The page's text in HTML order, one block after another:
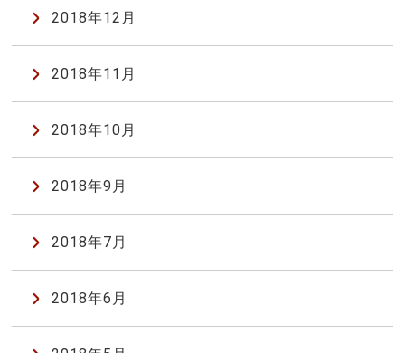
2018年12月
2018年11月
2018年10月
2018年9月
2018年7月
2018年6月